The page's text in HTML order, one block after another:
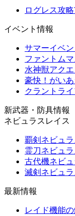
ログレス攻
イベント情報
サマーイベン
ファントム
水神獣アク
豪快！がいあ
クラントラ
新武器・防具情報
ネビュラスレイス
覇剣ネビュ
霊刀ネビュ
古代機ネビ
滅剣ネビュ
最新情報
レイド機能